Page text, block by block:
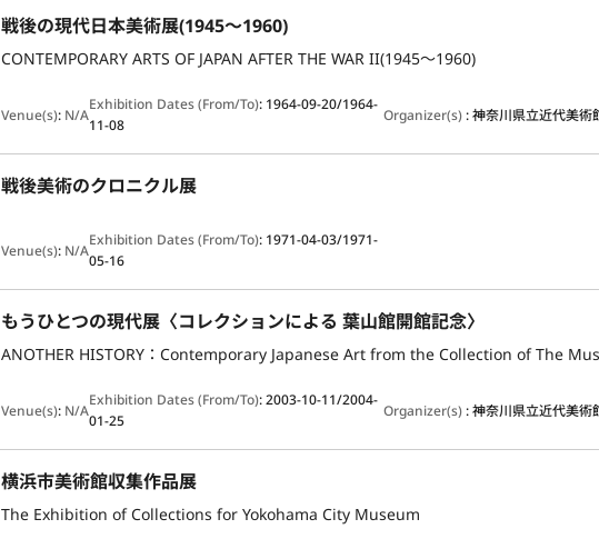
戦後の現代日本美術展(1945～1960)
CONTEMPORARY ARTS OF JAPAN AFTER THE WAR II(1945～1960)
Venue(s): N/A
Exhibition Dates (From/To): 1964-09-20/1964-
11-08
Organizer(s):神奈川県立近代美術
戦後美術のクロニクル展
Venue(s): N/A
Exhibition Dates (From/To): 1971-04-03/1971-
05-16
もうひとつの現代展〈コレクションによる 葉山館開館記念〉
ANOTHER HISTORY：Contemporary Japanese Art from the Collection of The
Venue(s): N/A
Exhibition Dates (From/To):2003-10-11/2004-
01-25
Organizer(s):神奈川県立近代美術
横浜市美術館収集作品展
The Exhibition of Collections for Yokohama City Museum